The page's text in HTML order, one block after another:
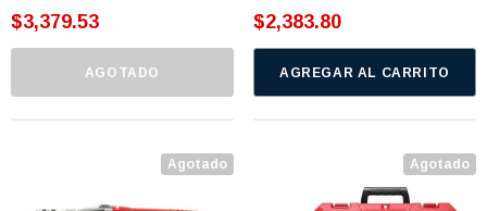
$3,379.53
AGOTADO
$2,383.80
AGREGAR AL CARRITO
Agotado Agotado